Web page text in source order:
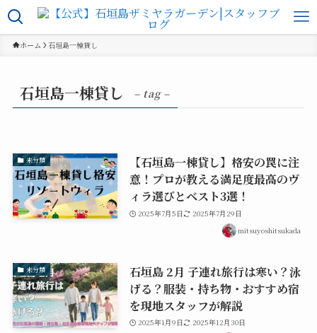
ホーム 石垣島一棟貸し
石垣島一棟貸し – tag –
未分類
【石垣島一棟貸し】格安の罠に注
意！プロが教える満足度最高のヴ
ィラ選びとベスト3選！
2025年7月5日
2025年7月29日
mitsuyoshitsukada
未分類
石垣島 2月 子連れ旅行は寒い？泳
げる？服装・持ち物・おすすめ宿
を現地スタッフが解説
2025年1月9日
2025年12月30日